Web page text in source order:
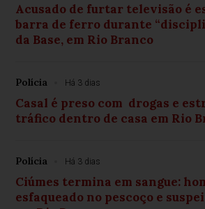
Acusado de furtar televisão é
barra de ferro durante
da Base, em Rio Branco
Polícia Há 3 dias
Casal é preso com drogas e
tráfico dentro de casa em Rio
Polícia Há 3 dias
Ciúmes termina em sangue:
esfaqueado no pescoço e